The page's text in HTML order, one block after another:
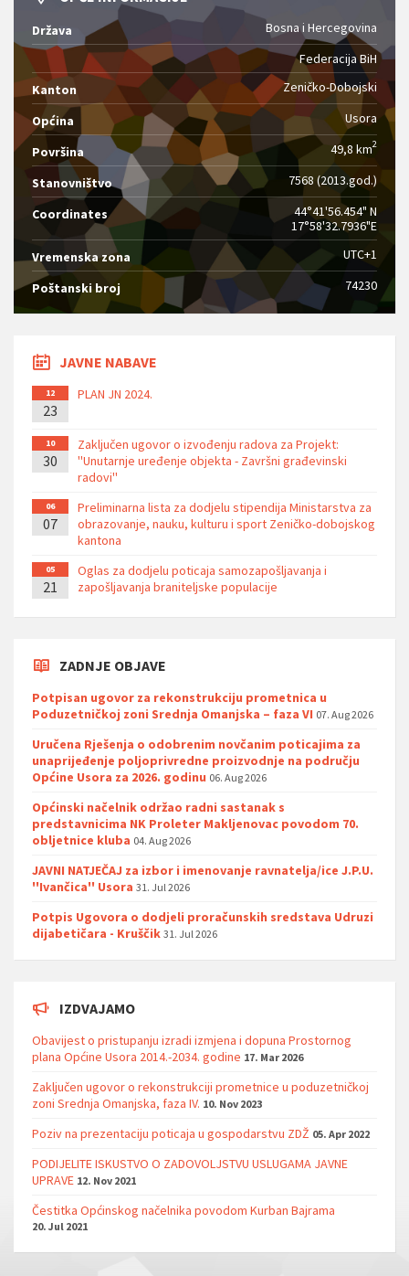
Država
Bosna i Hercegovina
Federacija BiH
Kanton
Zeničko-Dobojski
Općina Usora
Površina 49,8 km2
Stanovništvo 7568 (2013.god.)
Coordinates
44°41'56.454" N
17°58'32.7936"E
Vremenska zona
UTC+1
Poštanski broj 74230
JAVNE NABAVE
12
23
PLAN JN 2024.
10
30
Zaključen ugovor o izvođenju radova za Projekt:
''Unutarnje uređenje objekta - Završni građevinski
radovi''
06
07
Preliminarna lista za dodjelu stipendija Ministarstva za
obrazovanje, nauku, kulturu i sport Zeničko-dobojskog
kantona
05
21
Oglas za dodjelu poticaja samozapošljavanja i
zapošljavanja braniteljske populacije
ZADNJE OBJAVE
Potpisan ugovor za rekonstrukciju prometnica u
Poduzetničkoj zoni Srednja Omanjska – faza VI 07. Aug 2026
Uručena Rješenja o odobrenim novčanim poticajima za
unaprijeđenje poljoprivredne proizvodnje na području
Općine Usora za 2026. godinu 06. Aug 2026
Općinski načelnik održao radni sastanak s
predstavnicima NK Proleter Makljenovac povodom 70.
obljetnice kluba 04. Aug 2026
JAVNI NATJEČAJ za izbor i imenovanje ravnatelja/ice J.P.U.
''Ivančica'' Usora 31. Jul 2026
Potpis Ugovora o dodjeli proračunskih sredstava Udruzi
dijabetičara - Kruščik 31. Jul 2026
IZDVAJAMO
Obavijest o pristupanju izradi izmjena i dopuna Prostornog
plana Općine Usora 2014.-2034. godine 17. Mar 2026
Zaključen ugovor o rekonstrukciji prometnice u poduzetničkoj
zoni Srednja Omanjska, faza IV. 10. Nov 2023
Poziv na prezentaciju poticaja u gospodarstvu ZDŽ 05. Apr 2022
PODIJELITE ISKUSTVO O ZADOVOLJSTVU USLUGAMA JAVNE
UPRAVE 12. Nov 2021
Čestitka Općinskog načelnika povodom Kurban Bajrama
20. Jul 2021